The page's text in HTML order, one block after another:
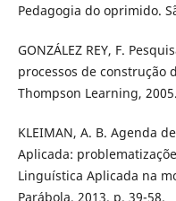
Pedagogia do oprimido.
GONZÁLEZ REY, F.
processos de construção
Thompson Learning, 2005.
KLEIMAN, A. B. Agenda
Aplicada:
Linguística Aplicada na
Parábola, 2013. p. 39-58.